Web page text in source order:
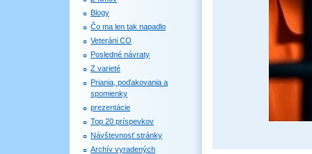
Blogy
Čo ma len tak napadlo
Veteráni CO
Posledné návraty
Z varieté
Priania, poďakovania a
spomienky
prezentácie
Top 20 príspevkov
Návštevnosť stránky
Archív vyradených